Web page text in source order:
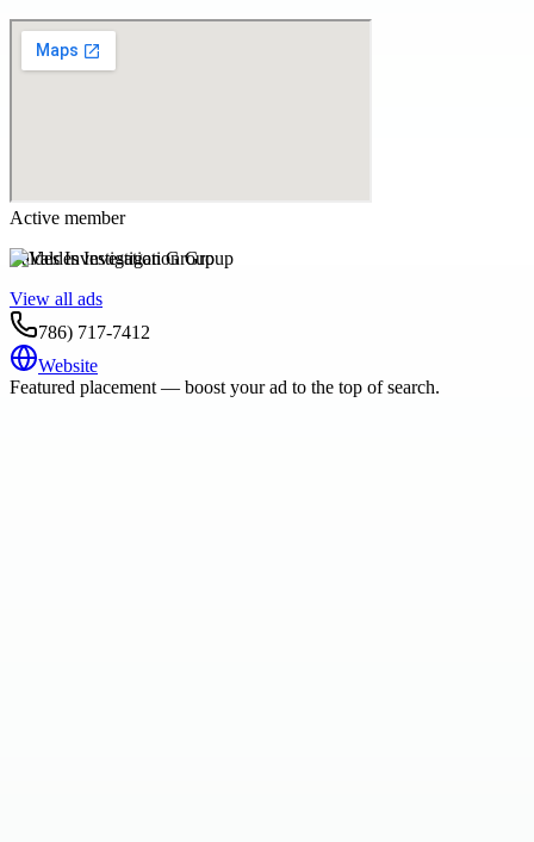
Active member
Valdes Investigation Group
View all ads
786) 717-7412
Website
Featured placement — boost your ad to the top of search.